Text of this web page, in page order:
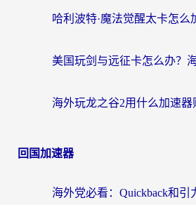
回国加速器